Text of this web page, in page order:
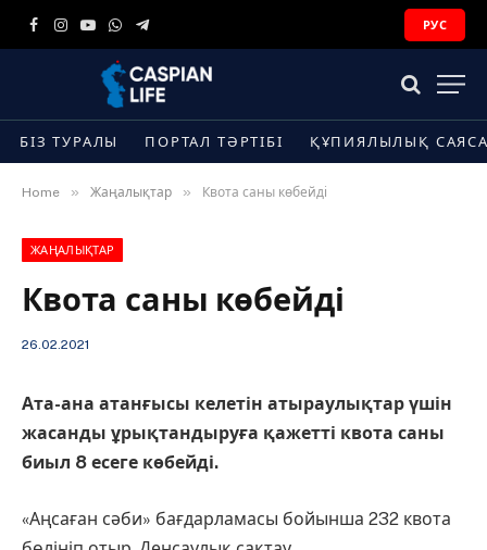
Facebook
Instagram
YouTube
WhatsApp
Telegram
РУС
БІЗ ТУРАЛЫ ПОРТАЛ ТӘРТІБІ ҚҰПИЯЛЫЛЫҚ
Home » Жаңалықтар » Квота саны көбейді
ЖАҢАЛЫҚТАР
Квота саны көбейді
26.02.2021
Ата-ана атанғысы келетін атыраулықтар үшін
жасанды ұрықтандыруға қажетті квота саны
биыл 8 есеге көбейді.
«Аңсаған сәби» бағдарламасы бойынша 232 квота